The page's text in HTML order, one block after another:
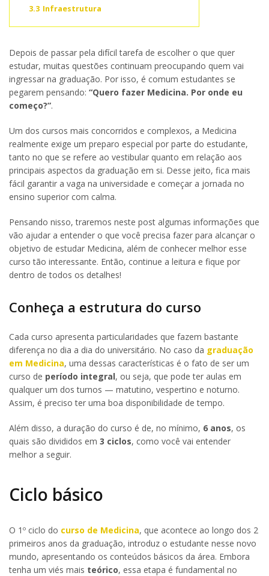
3.3 Infraestrutura
Depois de passar pela difícil tarefa de escolher o que quer
estudar, muitas questões continuam preocupando quem vai
ingressar na graduação. Por isso, é comum estudantes se
pegarem pensando: “Quero fazer Medicina. Por onde eu
começo?”.
Um dos cursos mais concorridos e complexos, a Medicina
realmente exige um preparo especial por parte do estudante,
tanto no que se refere ao vestibular quanto em relação aos
principais aspectos da graduação em si. Desse jeito, fica mais
fácil garantir a vaga na universidade e começar a jornada no
ensino superior com calma.
Pensando nisso, traremos neste post algumas informações que
vão ajudar a entender o que você precisa fazer para alcançar o
objetivo de estudar Medicina, além de conhecer melhor esse
curso tão interessante. Então, continue a leitura e fique por
dentro de todos os detalhes!
Conheça a estrutura do curso
Cada curso apresenta particularidades que fazem bastante
diferença no dia a dia do universitário. No caso da graduação
em Medicina, uma dessas características é o fato de ser um
curso de período integral, ou seja, que pode ter aulas em
qualquer um dos turnos — matutino, vespertino e noturno.
Assim, é preciso ter uma boa disponibilidade de tempo.
Além disso, a duração do curso é de, no mínimo, 6 anos, os
quais são divididos em 3 ciclos, como você vai entender
melhor a seguir.
Ciclo básico
O 1º ciclo do curso de Medicina, que acontece ao longo dos 2
primeiros anos da graduação, introduz o estudante nesse novo
mundo, apresentando os conteúdos básicos da área. Embora
tenha um viés mais teórico, essa etapa é fundamental no